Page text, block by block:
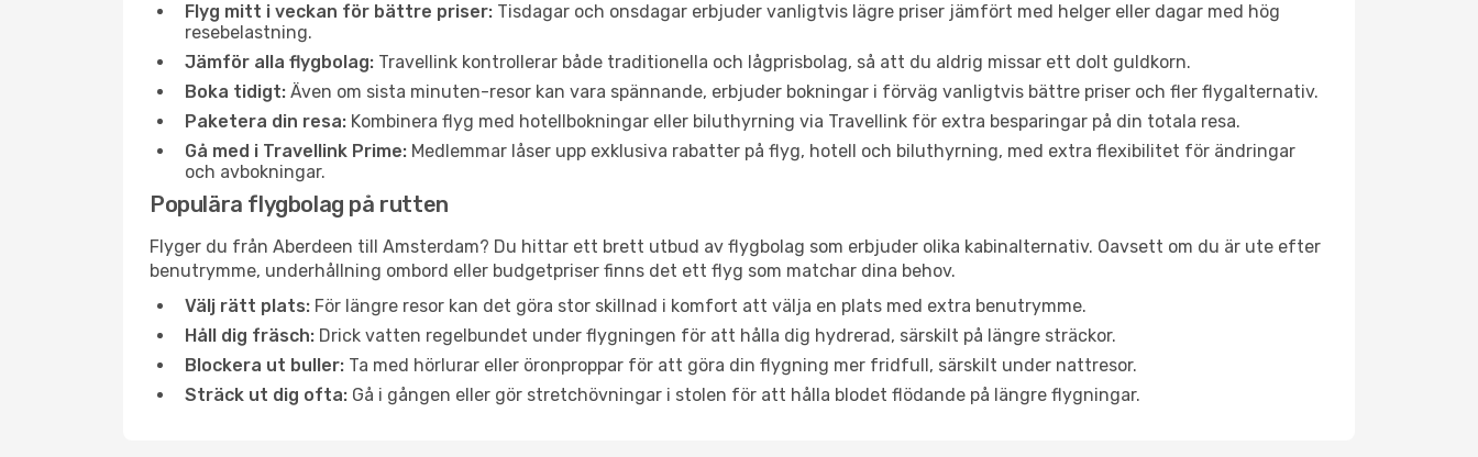
Flyg mitt i veckan för bättre priser: Tisdagar och onsdagar erbjuder vanligtvis lägre priser jämfört med helger eller dagar med hög
resebelastning.
Jämför alla flygbolag: Travellink kontrollerar både traditionella och lågprisbolag, så att du aldrig missar ett dolt guldkorn.
Boka tidigt: Även om sista minuten-resor kan vara spännande, erbjuder bokningar i förväg vanligtvis bättre priser och fler flygalternativ.
Paketera din resa: Kombinera flyg med hotellbokningar eller biluthyrning via Travellink för extra besparingar på din totala resa.
Gå med i Travellink Prime: Medlemmar låser upp exklusiva rabatter på flyg, hotell och biluthyrning, med extra flexibilitet för ändringar
och avbokningar.
Populära flygbolag på rutten
Flyger du från Aberdeen till Amsterdam? Du hittar ett brett utbud av flygbolag som erbjuder olika kabinalternativ. Oavsett om du är ute efter
benutrymme, underhållning ombord eller budgetpriser finns det ett flyg som matchar dina behov.
Välj rätt plats: För längre resor kan det göra stor skillnad i komfort att välja en plats med extra benutrymme.
Håll dig fräsch: Drick vatten regelbundet under flygningen för att hålla dig hydrerad, särskilt på längre sträckor.
Blockera ut buller: Ta med hörlurar eller öronproppar för att göra din flygning mer fridfull, särskilt under nattresor.
Sträck ut dig ofta: Gå i gången eller gör stretchövningar i stolen för att hålla blodet flödande på längre flygningar.